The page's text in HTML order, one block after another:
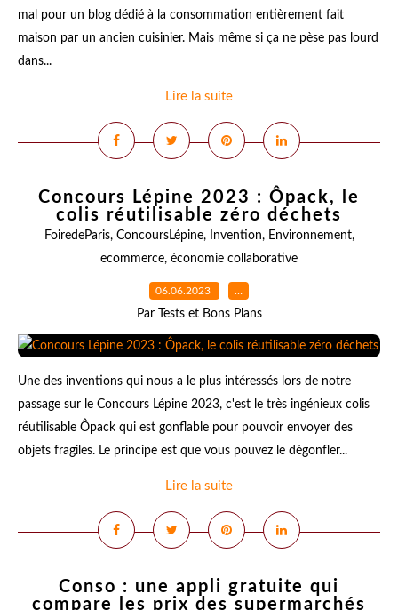
mal pour un blog dédié à la consommation entièrement fait
maison par un ancien cuisinier. Mais même si ça ne pèse pas lourd
dans...
Lire la suite
Concours Lépine 2023 : Ôpack, le
colis réutilisable zéro déchets
FoiredeParis, ConcoursLépine, Invention, Environnement,
ecommerce, économie collaborative
06.06.2023 …
Par Tests et Bons Plans
Une des inventions qui nous a le plus intéressés lors de notre
passage sur le Concours Lépine 2023, c'est le très ingénieux colis
réutilisable Ôpack qui est gonflable pour pouvoir envoyer des
objets fragiles. Le principe est que vous pouvez le dégonfler...
Lire la suite
Conso : une appli gratuite qui
compare les prix des supermarchés